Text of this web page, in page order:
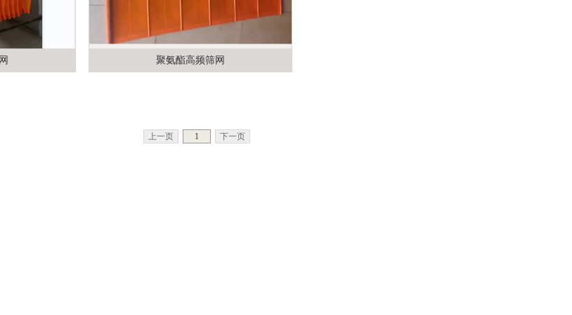
聚氨酯高频筛网
上一页 1 下一页